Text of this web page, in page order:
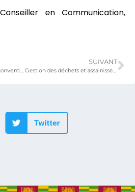
Twitter
en Communication,
Signature à Lomé d’une convention séparée : La banque allemande KfW accorde une aide financière au ministère MATDDT pour le compte du FACT
SUIVANT
Gestion des déchets et assainissement urbains au Togo : Des orientations définies à Lomé lors du 1er Cotech du projet Gedec Togo